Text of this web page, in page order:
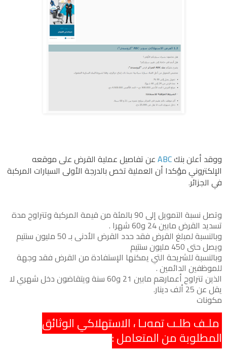
ووقد أعلنبنكABCعن تفاصيل عملية القرض على موقعه
الإلكتروني مؤكدا أن العملية تخص بالدرجة الأولى السيارات المركبة
في الجزائر.
وتصل نسبة التمويل إلى 90 بالمئة من قيمة المركبة وتتراوح مدة
تسديد القرض مابين 24 و60 شهرا .
وبالنسبة لمبلغ القرض فقد حدد القرض الأدنى بـ 50 مليون سنتيم
ويصل حتى 450 مليون سنتيم
وبالنسبة للشريحة التي يمكنها الإستفادة من القرض فقد وجهة
للموظفين الدائمين .
الذين تتراوح أعمارهم مابين 21 و60 سنة ويتقاضون دخل شهري لا
يقل عن 25 ألف دينار.
مكونات
ملـف طلـب تمويـل الاستهلاكي الوثائق
المطلوبة من المتعامل :